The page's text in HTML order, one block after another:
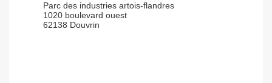
Parc des industries artois-flandres
1020 boulevard ouest
62138 Douvrin